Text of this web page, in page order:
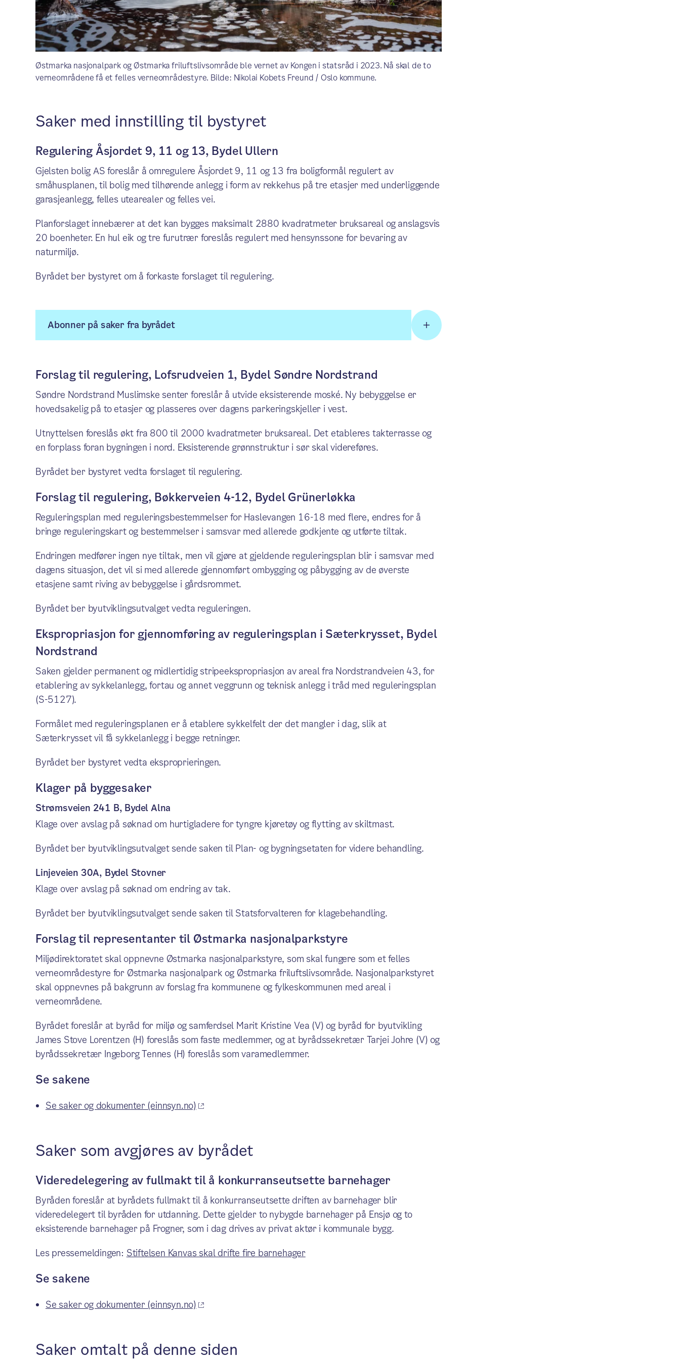
Østmarka nasjonalpark og Østmarka friluftslivsområde ble vernet av Kongen i statsråd i 2023. Nå skal de to
verneområdene få et felles verneområdestyre. Bilde: Nikolai Kobets Freund / Oslo kommune.
Saker med innstilling til bystyret
Regulering Åsjordet 9, 11 og 13, Bydel Ullern
Gjelsten bolig AS foreslår å omregulere Åsjordet 9, 11 og 13 fra boligformål regulert av
småhusplanen, til bolig med tilhørende anlegg i form av rekkehus på tre etasjer med underliggende
garasjeanlegg, felles utearealer og felles vei.
Planforslaget innebærer at det kan bygges maksimalt 2880 kvadratmeter bruksareal og anslagsvis
20 boenheter. En hul eik og tre furutrær foreslås regulert med hensynssone for bevaring av
naturmiljø.
Byrådet ber bystyret om å forkaste forslaget til regulering.
Abonner på saker fra byrådet
Forslag til regulering, Lofsrudveien 1, Bydel Søndre Nordstrand
Søndre Nordstrand Muslimske senter foreslår å utvide eksisterende moské. Ny bebyggelse er
hovedsakelig på to etasjer og plasseres over dagens parkeringskjeller i vest.
Utnyttelsen foreslås økt fra 800 til 2000 kvadratmeter bruksareal. Det etableres takterrasse og
en forplass foran bygningen i nord. Eksisterende grønnstruktur i sør skal videreføres.
Byrådet ber bystyret vedta forslaget til regulering.
Forslag til regulering, Bøkkerveien 4-12, Bydel Grünerløkka
Reguleringsplan med reguleringsbestemmelser for Haslevangen 16-18 med flere, endres for å
bringe reguleringskart og bestemmelser i samsvar med allerede godkjente og utførte tiltak.
Endringen medfører ingen nye tiltak, men vil gjøre at gjeldende reguleringsplan blir i samsvar med
dagens situasjon, det vil si med allerede gjennomført ombygging og påbygging av de øverste
etasjene samt riving av bebyggelse i gårdsrommet.
Byrådet ber byutviklingsutvalget vedta reguleringen.
Ekspropriasjon for gjennomføring av reguleringsplan i Sæterkrysset, Bydel
Nordstrand
Saken gjelder permanent og midlertidig stripeekspropriasjon av areal fra Nordstrandveien 43, for
etablering av sykkelanlegg, fortau og annet veggrunn og teknisk anlegg i tråd med reguleringsplan
(S-5127).
Formålet med reguleringsplanen er å etablere sykkelfelt der det mangler i dag, slik at
Sæterkrysset vil få sykkelanlegg i begge retninger.
Byrådet ber bystyret vedta eksproprieringen.
Klager på byggesaker
Strømsveien 241 B, Bydel Alna
Klage over avslag på søknad om hurtigladere for tyngre kjøretøy og flytting av skiltmast.
Byrådet ber byutviklingsutvalget sende saken til Plan- og bygningsetaten for videre behandling.
Linjeveien 30A, Bydel Stovner
Klage over avslag på søknad om endring av tak.
Byrådet ber byutviklingsutvalget sende saken til Statsforvalteren for klagebehandling.
Forslag til representanter til Østmarka nasjonalparkstyre
Miljødirektoratet skal oppnevne Østmarka nasjonalparkstyre, som skal fungere som et felles
verneområdestyre for Østmarka nasjonalpark og Østmarka friluftslivsområde. Nasjonalparkstyret
skal oppnevnes på bakgrunn av forslag fra kommunene og fylkeskommunen med areal i
verneområdene.
Byrådet foreslår at byråd for miljø og samferdsel Marit Kristine Vea (V) og byråd for byutvikling
James Stove Lorentzen (H) foreslås som faste medlemmer, og at byrådssekretær Tarjei Johre (V) og
byrådssekretær Ingeborg Tennes (H) foreslås som varamedlemmer.
Se sakene
Se saker og dokumenter (einnsyn.no)
Saker som avgjøres av byrådet
Videredelegering av fullmakt til å konkurranseutsette barnehager
Byråden foreslår at byrådets fullmakt til å konkurranseutsette driften av barnehager blir
videredelegert til byråden for utdanning. Dette gjelder to nybygde barnehager på Ensjø og to
eksisterende barnehager på Frogner, som i dag drives av privat aktør i kommunale bygg.
Les pressemeldingen: Stiftelsen Kanvas skal drifte fire barnehager
Se sakene
Se saker og dokumenter (einnsyn.no)
Saker omtalt på denne siden